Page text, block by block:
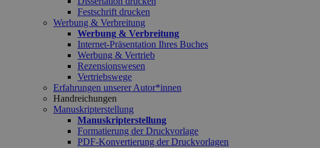
Festschrift drucken
Werbung & Verbreitung
Werbung & Verbreitung
Internet-Präsentation Ihres Buches
Werbung & Vertrieb
Rezensionswesen
Vertriebswege
Erfahrungen unserer Autor*innen
Handreichungen
Manuskripterstellung
Manuskripterstellung
Formatierung der Druckvorlage
PDF-Konvertierung der Druckvorlagen